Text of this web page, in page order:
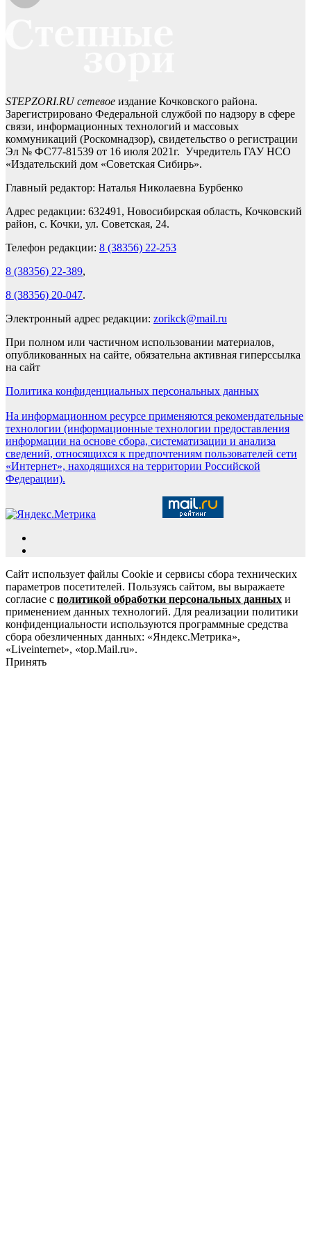
STEPZORI.RU сетевое издание Кочковского района.
Зарегистрировано Федеральной службой по надзору в сфере
связи, информационных технологий и массовых
коммуникаций (Роскомнадзор), свидетельство о регистрации
Эл № ФС77-81539 от 16 июля 2021г. Учредитель ГАУ НСО
«Издательский дом «Советская Сибирь».
Главный редактор: Наталья Николаевна Бурбенко
Адрес редакции: 632491, Новосибирская область, Кочковский
район, с. Кочки, ул. Советская, 24.
Телефон редакции: 8 (38356) 22-253
8 (38356) 22-389,
8 (38356) 20-047.
Электронный адрес редакции: zorikck@mail.ru
При полном или частичном использовании материалов,
опубликованных на сайте, обязательна активная гиперссылка
на сайт
Политика конфиденциальных персональных данных
На информационном ресурсе применяются рекомендательные
технологии (информационные технологии предоставления
информации на основе сбора, систематизации и анализа
сведений, относящихся к предпочтениям пользователей сети
«Интернет», находящихся на территории Российской
Федерации).
Сайт использует файлы Cookie и сервисы сбора технических
параметров посетителей. Пользуясь сайтом, вы выражаете
согласие с политикой обработки персональных данных и
применением данных технологий. Для реализации политики
конфиденциальности используются программные средства
сбора обезличенных данных: «Яндекс.Метрика»,
«Liveinternet», «top.Mail.ru».
Принять